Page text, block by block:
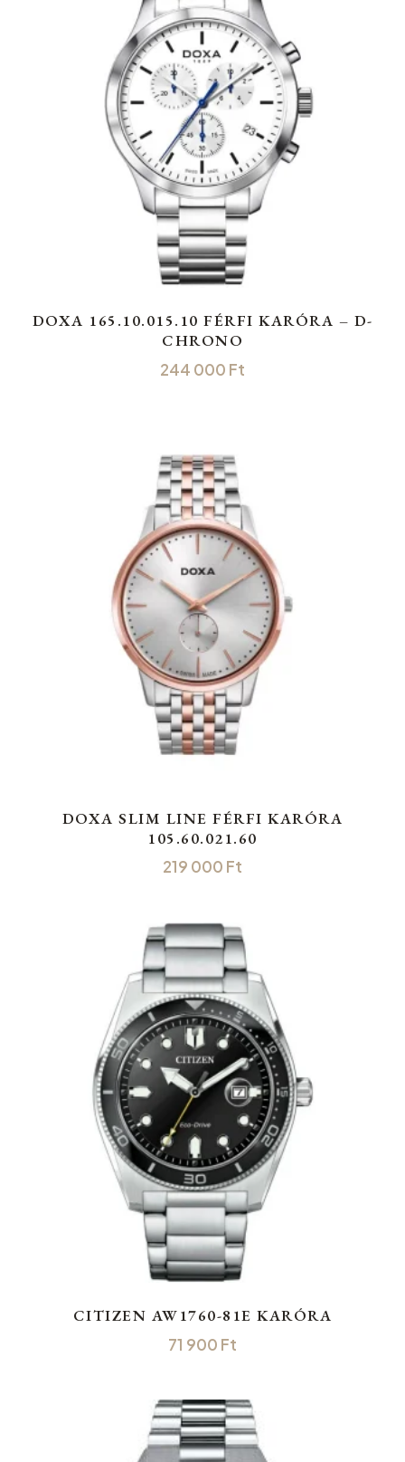
DOXA 165.10.015.10 FÉRFI KARÓRA – D-
CHRONO
244 000 Ft
DOXA SLIM LINE FÉRFI KARÓRA
105.60.021.60
219 000 Ft
CITIZEN AW1760-81E KARÓRA
71 900 Ft